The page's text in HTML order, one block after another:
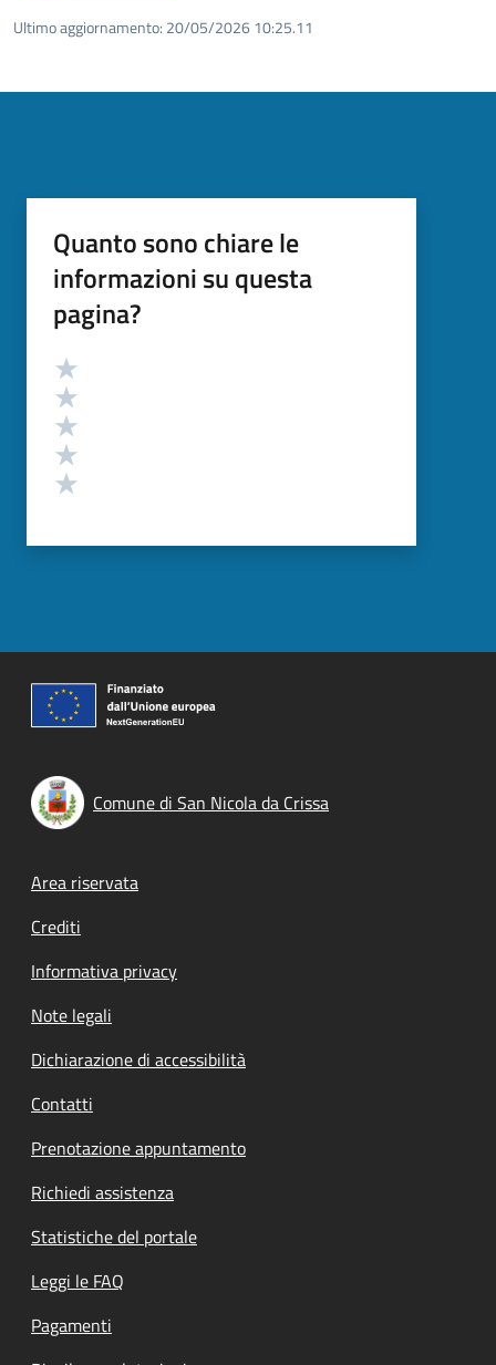
Ultimo aggiornamento: 20/05/2026 10:25.11
Quanto sono chiare le
informazioni su questa
pagina?
Valutazione
Comune di San Nicola da Crissa
Footer menu
Area riservata
Crediti
Informativa privacy
Note legali
Dichiarazione di accessibilità
Contatti
Prenotazione appuntamento
Richiedi assistenza
Statistiche del portale
Leggi le FAQ
Pagamenti